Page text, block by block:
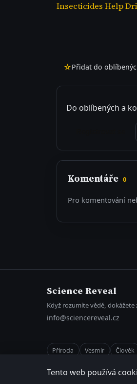
Insecticides Help
☆Přidat do
Do oblíbených a
Komentáře 0
Pro komentování
Science Reveal
Když rozumíte vědě, dokážete
info@sciencereveal.cz
Příroda Vesmír Člověk
O projektuKontaktČlánky
Tento web používá